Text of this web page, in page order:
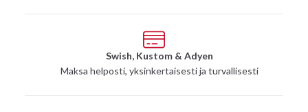
Swish, Kustom & Adyen
Maksa helposti, yksinkertaisesti ja turvallisesti